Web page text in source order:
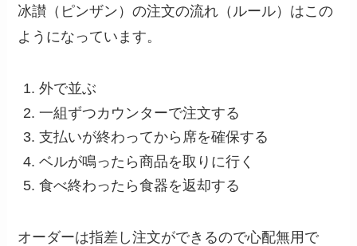
冰讃（ピンザン）の注文の流れ（ルール）はこの
ようになっています。
外で並ぶ
一組ずつカウンターで注文する
支払いが終わってから席を確保する
ベルが鳴ったら商品を取りに行く
食べ終わったら食器を返却する
オーダーは指差し注文ができるので心配無用で